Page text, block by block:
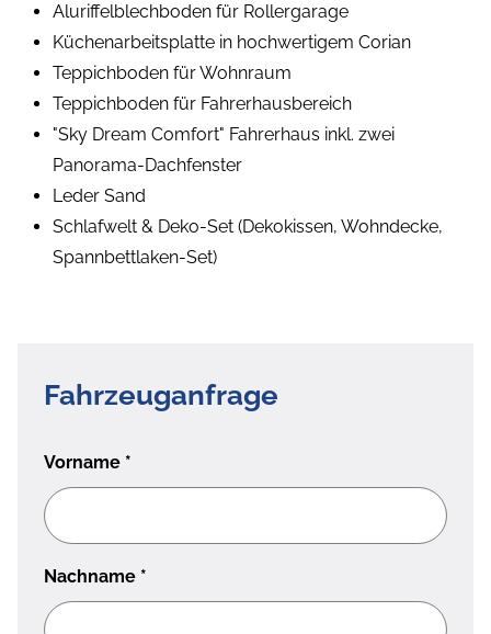
Aluriffelblechboden für Rollergarage
Küchenarbeitsplatte in hochwertigem Corian
Teppichboden für Wohnraum
Teppichboden für Fahrerhausbereich
"Sky Dream Comfort" Fahrerhaus inkl. zwei
Panorama-Dachfenster
Leder Sand
Schlafwelt & Deko-Set (Dekokissen, Wohndecke,
Spannbettlaken-Set)
Fahrzeuganfrage
Vorname *
Nachname *